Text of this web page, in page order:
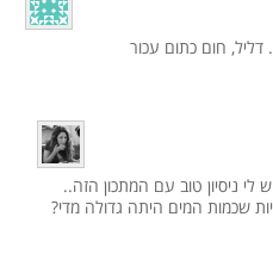
חום כתום עכור
ניסיון טוב עם המתכון הזה..
שכמות המים היתה גדולה מדי?